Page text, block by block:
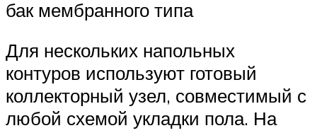
бак мембранного типа
Для нескольких напольных
контуров используют готовый
коллекторный узел, совместимый с
любой схемой укладки пола. На